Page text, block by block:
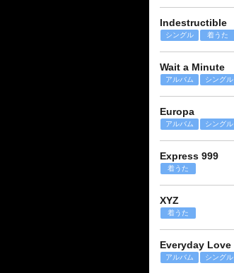
Indestructible
シングル 着うた
Wait a Minute
アルバム シングル
Europa
アルバム シングル
Express 999
着うた
XYZ
着うた
Everyday Love
アルバム シングル